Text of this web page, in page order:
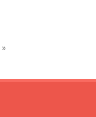
»